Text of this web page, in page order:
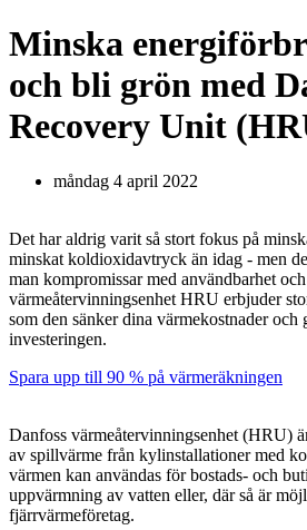
Minska
och bli grön med
Recovery Unit
måndag 4 april 2022
Det har aldrig varit så stort fokus på
minskat koldioxidavtryck än idag - men
man kompromissar med användbarhet
värmeåtervinningsenhet HRU erbjuder
som den sänker dina värmekostnader
investeringen.
Spara upp till 90 % på värmeräkningen
Danfoss värmeåtervinningsenhet (HRU)
av spillvärme från kylinstallationer med
värmen kan användas för bostads- och
uppvärmning av vatten eller, där så är
fjärrvärmeföretag.